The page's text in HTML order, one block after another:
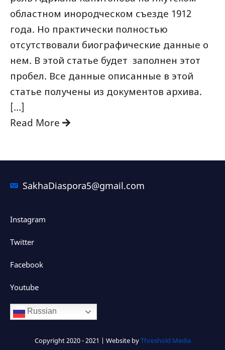
областном инородческом съезде 1912
года. Но практически полностью
отсутствовали биографические данные о
нем. В этой статье будет заполнен этот
пробел. Все данные описанные в этой
статье получены из документов архива.
[…]
Read More
SakhaDiaspora5@gmail.com
Instagram
Twitter
Facebook
Youtube
Russian
Copyright 2020 - 2021 | Website byThreshold Media